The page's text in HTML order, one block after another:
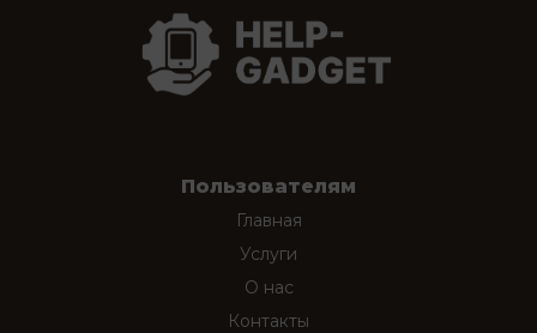
Пользователям
Главная
Услуги
О нас
Контакты